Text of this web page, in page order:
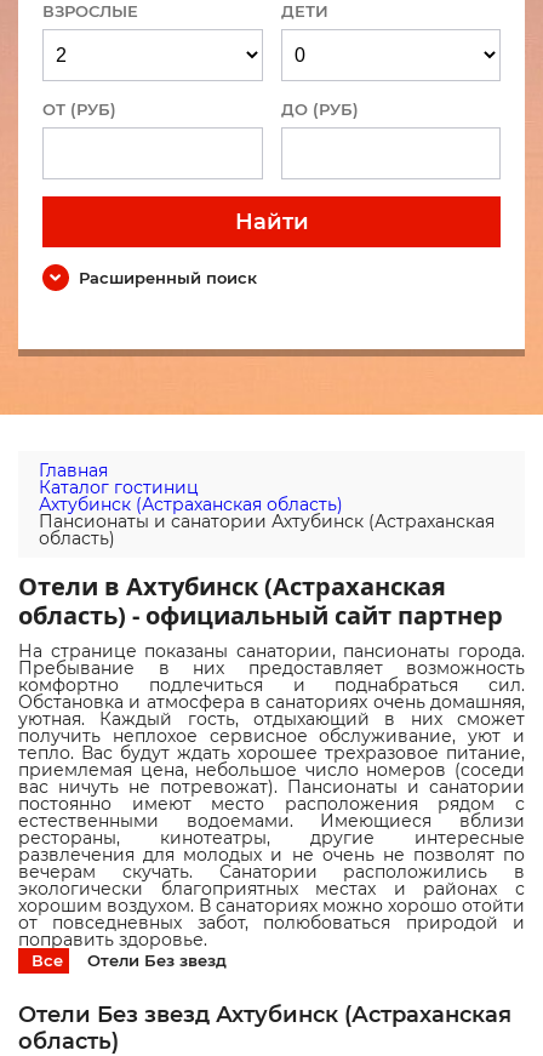
ВЗРОСЛЫЕ ДЕТИ
ОТ (РУБ) ДО (РУБ)
Найти
Расширенный поиск
Главная
Каталог гостиниц
Ахтубинск (Астраханская область)
Пансионаты и санатории Ахтубинск (Астраханская
область)
Отели в Ахтубинск (Астраханская
область) - официальный сайт партнер
На странице показаны санатории, пансионаты города.
Пребывание в них предоставляет возможность
комфортно подлечиться и поднабраться сил.
Обстановка и атмосфера в санаториях очень домашняя,
уютная. Каждый гость, отдыхающий в них сможет
получить неплохое сервисное обслуживание, уют и
тепло. Вас будут ждать хорошее трехразовое питание,
приемлемая цена, небольшое число номеров (соседи
вас ничуть не потревожат). Пансионаты и санатории
постоянно имеют место расположения рядом с
естественными водоемами. Имеющиеся вблизи
рестораны, кинотеатры, другие интересные
развлечения для молодых и не очень не позволят по
вечерам скучать. Санатории расположились в
экологически благоприятных местах и районах с
хорошим воздухом. В санаториях можно хорошо отойти
от повседневных забот, полюбоваться природой и
поправить здоровье.
Все Отели Без звезд
Отели Без звезд Ахтубинск (Астраханская
область)